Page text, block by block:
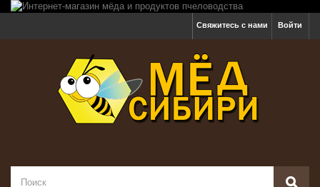
Войти
Свяжитесь с нами